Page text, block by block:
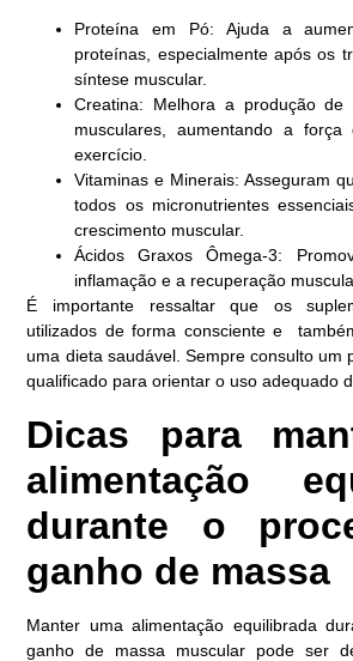
Proteína em Pó: Ajuda a
proteínas, especialmente após os
síntese muscular.
Creatina: Melhora a produção de
musculares, aumentando a
exercício.
Vitaminas e Minerais: Asseguram
todos os micronutrientes
crescimento muscular.
Ácidos Graxos Ômega-3:
inflamação e a recuperação
É importante ressaltar que os
utilizados de forma consciente e
uma dieta saudável. Sempre consulto um
qualificado para orientar o uso adequado
Dicas para
alimentação
durante o
ganho de massa
Manter uma alimentação equilibrada
ganho de massa muscular pode ser